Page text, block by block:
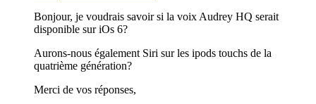
Bonjour, je voudrais savoir si la voix Audrey HQ serait
disponible sur iOs 6?
Aurons-nous également Siri sur les ipods touchs de la
quatrième génération?
Merci de vos réponses,